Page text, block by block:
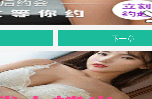
下一章